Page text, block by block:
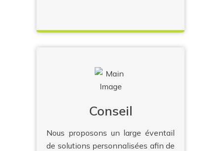
Conseil
Nous proposons un large éventail
de solutions personnalisées afin de